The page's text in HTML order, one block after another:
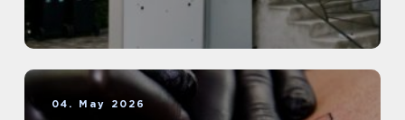
04. May 2026